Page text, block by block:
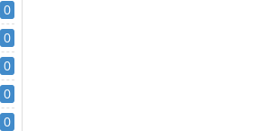
0
0
0
0
0